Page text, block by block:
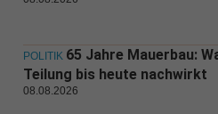
POLITIK 65 Jahre Mauerbau:
Teilung bis heute nachwirkt
08.08.2026